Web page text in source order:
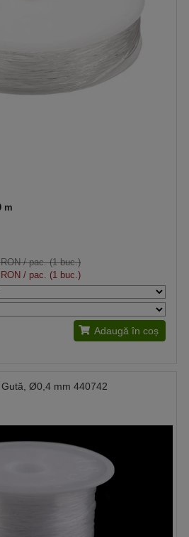
m
/ pac. (1 buc.)
/ pac. (1 buc.)
Adaugă în coș
Ø0,4 mm 440742